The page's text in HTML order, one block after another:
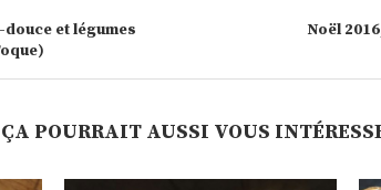
et légumes
Noël
ÇA POURRAIT AUSSI VOUS